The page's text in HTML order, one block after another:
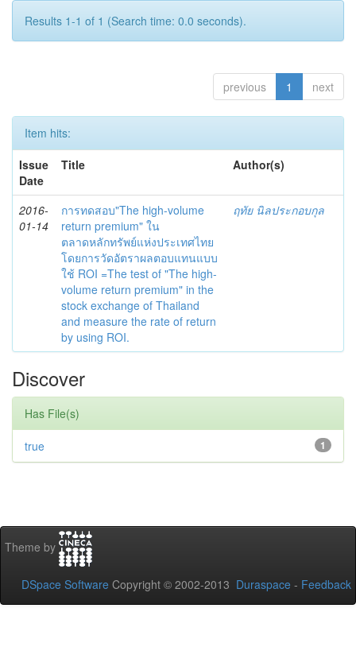
Results 1-1 of 1 (Search time: 0.0 seconds).
previous 1 next
Item hits:
Issue
Date
Title Author(s)
2016-
01-14
การทดสอบ"The high-volume
return premium" ใน
ตลาดหลักทรัพย์แห่งประเทศไทย
โดยการวัดอัตราผลตอบแทนแบบ
ใช้ ROI =The test of "The high-
volume return premium" in the
stock exchange of Thailand
and measure the rate of return
by using ROI.
ฤทัย นิลประกอบกุล
Discover
Has File(s)
1
true
Theme by
DSpace Software Copyright © 2002-2013 Duraspace - Feedback